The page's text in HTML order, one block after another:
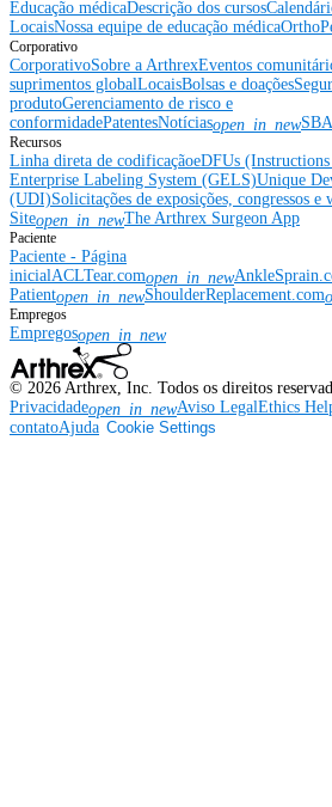
Educação médicaDescrição dos cursos
LocaisNossa equipe de educação médica
Corporativo
CorporativoSobre a ArthrexEventos
suprimentos globalLocaisBolsas e doações
produtoGerenciamento de risco e
conformidadePatentesNotíciasopen_in_new
Recursos
Linha direta de codificaçãoeDFUs
Enterprise Labeling System (GELS)Unique
(UDI)Solicitações de exposições, congressos e
Siteopen_in_newThe Arthrex Surgeon App
Paciente
Paciente - Página
inicial ACLTear.comopen_in_new
Patientopen_in_newShoulderReplacement.com
Empregos
Empregosopen_in_new
© 2026 Arthrex, Inc. Todos os direitos
Privacidadeopen_in_newAviso LegalEthics
contatoAjuda Cookie Settings